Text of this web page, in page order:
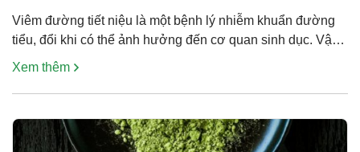
Viêm đường tiết niệu là một bệnh lý nhiễm khuẩn đường
tiểu, đổi khi có thể ảnh hưởng đến cơ quan sinh dục. Vậy
viêm đường tiết niệu có quan hệ được không và nếu cần
bên dưới để biết thêm thông tin […]
Xem thêm